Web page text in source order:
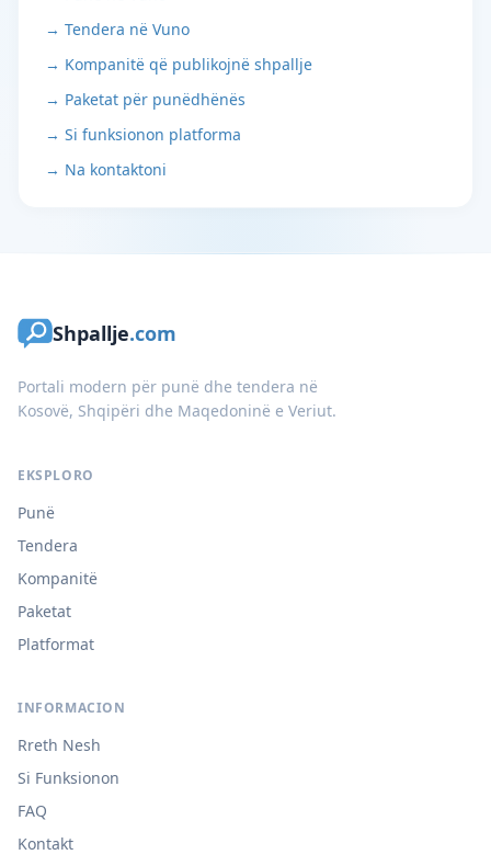
→ Tendera në Vuno
→ Kompanitë që publikojnë shpallje
→ Paketat për punëdhënës
→ Si funksionon platforma
→ Na kontaktoni
Shpallje.com
Portali modern për punë dhe tendera në
Kosovë, Shqipëri dhe Maqedoninë e Veriut.
EKSPLORO
Punë
Tendera
Kompanitë
Paketat
Platformat
INFORMACION
Rreth Nesh
Si Funksionon
FAQ
Kontakt